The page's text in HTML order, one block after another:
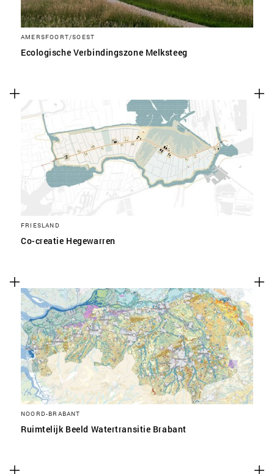
AMERSFOORT/SOEST
Ecologische Verbindingszone Melksteeg
FRIESLAND
Co-creatie Hegewarren
NOORD-BRABANT
Ruimtelijk Beeld Watertransitie Brabant